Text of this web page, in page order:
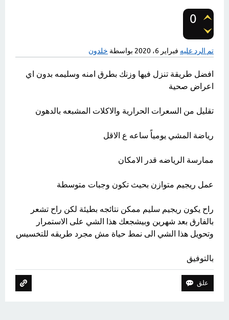
0
تم الرد عليه فبراير 6، 2020 بواسطة خلدون
افضل طريقة تنزل فيها وزنك بطرق امنه وسليمه بدون اي
اعراض صحية
تقليل من السعرات الحرارية والاكلات المشبعه بالدهون
رياضة المشي يومياً ساعه ع الاقل
ممارسة الرياضه قدر الامكان
عمل ريجيم متوازن بحيث تكون وجبات متوسطة
راح يكون ريجيم سليم ممكن نتائجه بطيئة لكن راح تشعر
بالفارق بعد شهرين وبيشجعك هذا الشي على الاستمرار
وتحويل هذا الشي الى نمط حياة مش مجرد طريقه للتخسيس
بالتوفيق